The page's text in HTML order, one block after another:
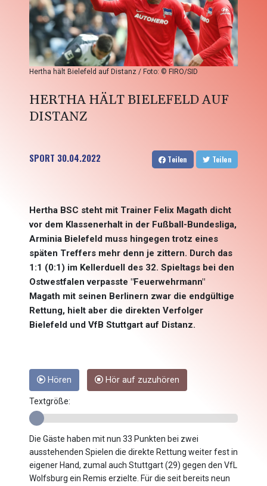
Hertha hält Bielefeld auf Distanz / Foto: © FIRO/SID
HERTHA HÄLT BIELEFELD AUF
DISTANZ
SPORT 30.04.2022 Teilen Teilen
Hertha BSC steht mit Trainer Felix Magath dicht
vor dem Klassenerhalt in der Fußball-Bundesliga,
Arminia Bielefeld muss hingegen trotz eines
späten Treffers mehr denn je zittern. Durch das
1:1 (0:1) im Kellerduell des 32. Spieltags bei den
Ostwestfalen verpasste "Feuerwehrmann"
Magath mit seinen Berlinern zwar die endgültige
Rettung, hielt aber die direkten Verfolger
Bielefeld und VfB Stuttgart auf Distanz.
Hören Hör auf zuzuhören
Textgröße:
Die Gäste haben mit nun 33 Punkten bei zwei
ausstehenden Spielen die direkte Rettung weiter fest in
eigener Hand, zumal auch Stuttgart (29) gegen den VfL
Wolfsburg ein Remis erzielte. Für die seit bereits neun